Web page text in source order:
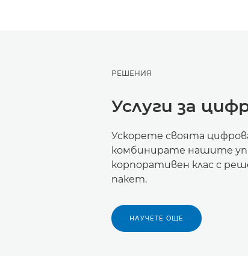
РЕШЕНИЯ
Услуги за
Ускорете своята
комбинирате нашите
корпоративен клас с
пакет.
НАУЧЕТЕ ОЩЕ